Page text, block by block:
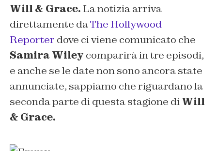
Will & Grace. La notizia arriva
direttamente daThe Hollywood
Reporter dove ci viene comunicato che
Samira Wiley comparirà in tre episodi,
e anche se le date non sono ancora state
annunciate, sappiamo che riguardano la
seconda parte di questa stagione diWill
& Grace.